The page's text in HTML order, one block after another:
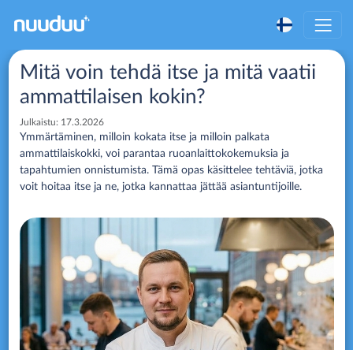
Mitä voin tehdä itse ja mitä vaatii
ammattilaisen kokin?
Julkaistu: 17.3.2026
Ymmärtäminen, milloin kokata itse ja milloin palkata
ammattilaiskokki, voi parantaa ruoanlaittokokemuksia ja
tapahtumien onnistumista. Tämä opas käsittelee tehtäviä, jotka
voit hoitaa itse ja ne, jotka kannattaa jättää asiantuntijoille.